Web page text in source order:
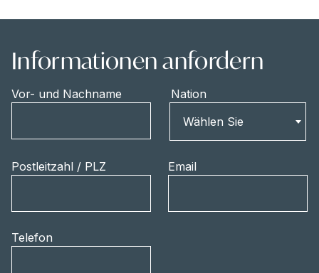
Informationen anfordern
Vor- und Nachname
Nation
Wählen Sie
Postleitzahl / PLZ Email
Telefon